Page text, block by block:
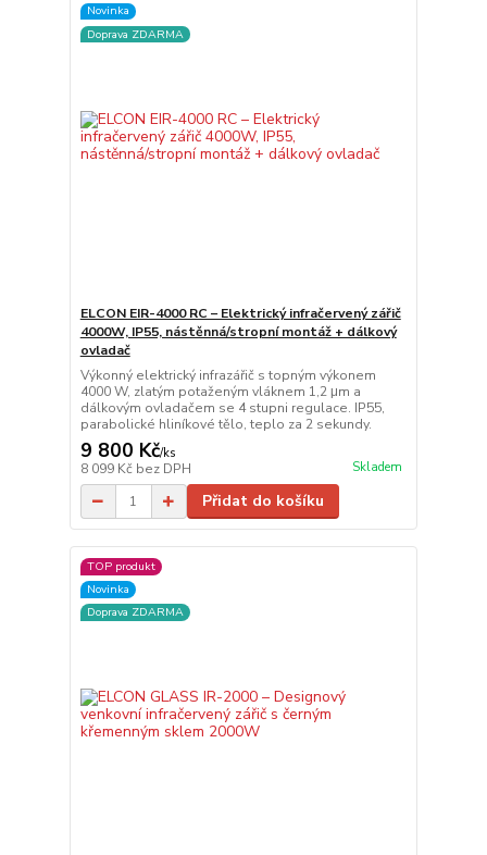
Novinka
Doprava ZDARMA
ELCON EIR-4000 RC – Elektrický infračervený zářič
4000W, IP55, nástěnná/stropní montáž + dálkový
ovladač
Výkonný elektrický infrazářič s topným výkonem
4000 W, zlatým potaženým vláknem 1,2 μm a
dálkovým ovladačem se 4 stupni regulace. IP55,
parabolické hliníkové tělo, teplo za 2 sekundy.
9 800 Kč/ks
8 099 Kč bez DPH Skladem
Přidat do košíku
TOP produkt
Novinka
Doprava ZDARMA